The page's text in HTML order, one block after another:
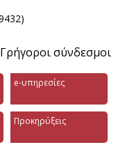
Γρήγοροι σύνδεσμοι
e-υπηρεσίες
Προκηρύξεις